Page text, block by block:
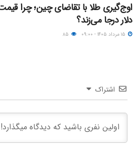
دلار درجا می‌زند؟
اشتراک